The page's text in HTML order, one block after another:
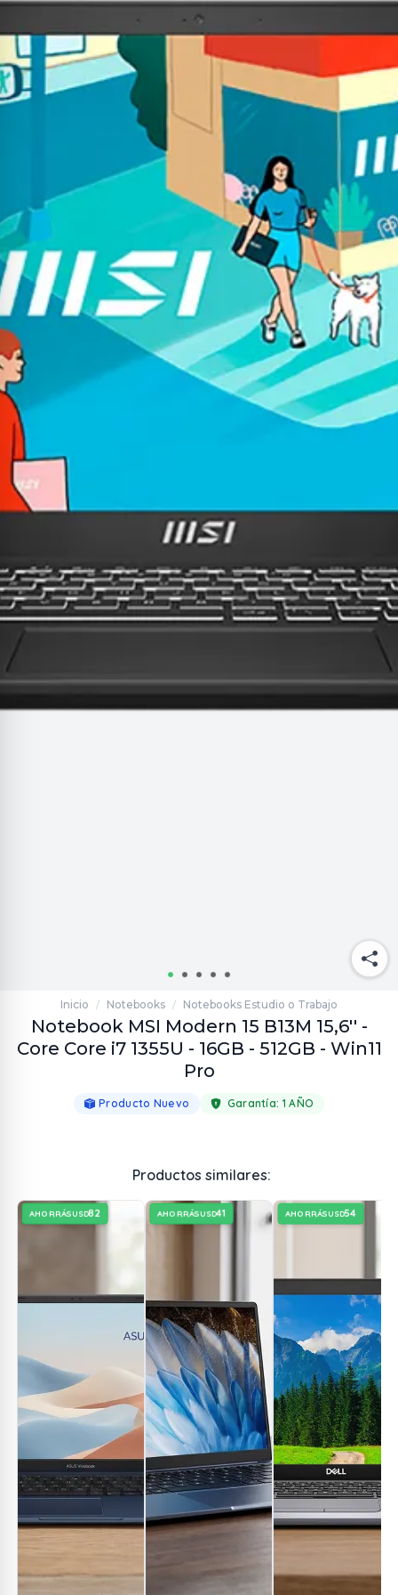
Inicio / Notebooks / Notebooks Estudio o Trabajo
Notebook MSI Modern 15 B13M 15,6'' -
Core Core i7 1355U - 16GB - 512GB - Win11
Pro
Producto Nuevo Garantía: 1 AÑO
Productos similares:
AHORRÁSUSD82 AHORRÁSUSD41 AHORRÁSUSD54